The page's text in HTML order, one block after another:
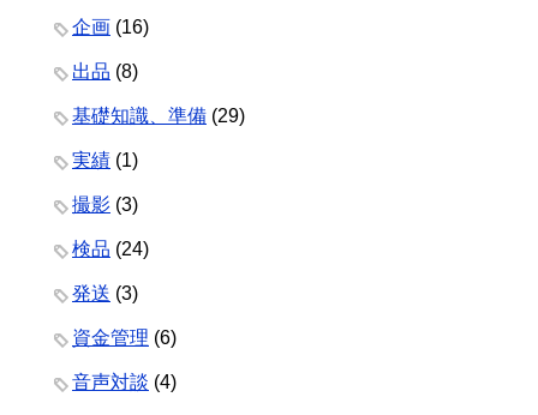
企画 (16)
出品 (8)
基礎知識、準備 (29)
実績 (1)
撮影 (3)
検品 (24)
発送 (3)
資金管理 (6)
音声対談 (4)